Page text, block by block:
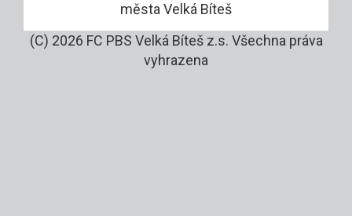
města Velká Bíteš
(C) 2026 FC PBS Velká Bíteš z.s. Všechna práva
vyhrazena